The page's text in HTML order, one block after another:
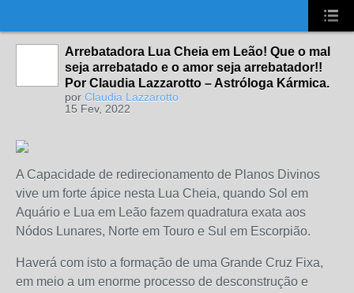
Arrebatadora Lua Cheia em Leão! Que o mal
seja arrebatado e o amor seja arrebatador!!
Por Claudia Lazzarotto – Astróloga Kármica.
por Claudia Lazzarotto
15 Fev, 2022
A Capacidade de redirecionamento de Planos Divinos
vive um forte ápice nesta Lua Cheia, quando Sol em
Aquário e Lua em Leão fazem quadratura exata aos
Nódos Lunares, Norte em Touro e Sul em Escorpião.
Haverá com isto a formação de uma Grande Cruz Fixa,
em meio a um enorme processo de desconstrução e